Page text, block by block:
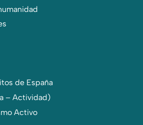
de España
– Actividad)
Activo